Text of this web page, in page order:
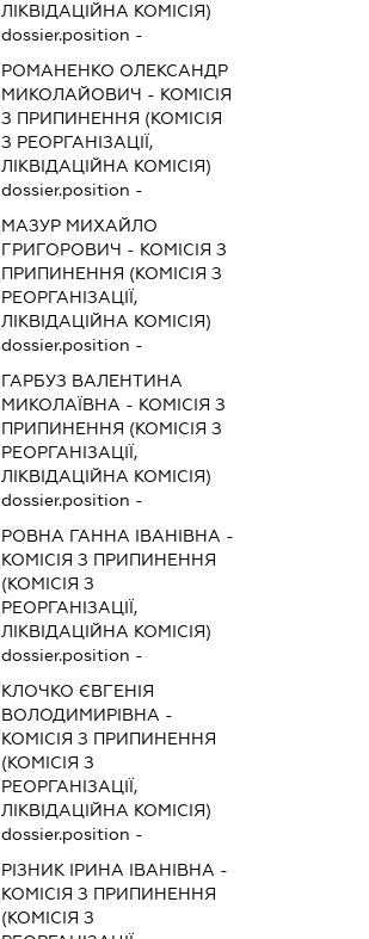
ЛІКВІДАЦІЙНА КОМІСІЯ)
dossier.position -
РОМАНЕНКО ОЛЕКСАНДР
МИКОЛАЙОВИЧ - КОМІСІЯ
З ПРИПИНЕННЯ (КОМІСІЯ
З РЕОРГАНІЗАЦІЇ,
ЛІКВІДАЦІЙНА КОМІСІЯ)
dossier.position -
МАЗУР МИХАЙЛО
ГРИГОРОВИЧ - КОМІСІЯ З
ПРИПИНЕННЯ (КОМІСІЯ З
РЕОРГАНІЗАЦІЇ,
ЛІКВІДАЦІЙНА КОМІСІЯ)
dossier.position -
ГАРБУЗ ВАЛЕНТИНА
МИКОЛАЇВНА - КОМІСІЯ З
ПРИПИНЕННЯ (КОМІСІЯ З
РЕОРГАНІЗАЦІЇ,
ЛІКВІДАЦІЙНА КОМІСІЯ)
dossier.position -
РОВНА ГАННА ІВАНІВНА -
КОМІСІЯ З ПРИПИНЕННЯ
(КОМІСІЯ З
РЕОРГАНІЗАЦІЇ,
ЛІКВІДАЦІЙНА КОМІСІЯ)
dossier.position -
КЛОЧКО ЄВГЕНІЯ
ВОЛОДИМИРІВНА -
КОМІСІЯ З ПРИПИНЕННЯ
(КОМІСІЯ З
РЕОРГАНІЗАЦІЇ,
ЛІКВІДАЦІЙНА КОМІСІЯ)
dossier.position -
РІЗНИК ІРИНА ІВАНІВНА -
КОМІСІЯ З ПРИПИНЕННЯ
(КОМІСІЯ З